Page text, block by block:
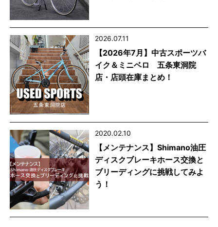
2026.07.11
【2026年7月】中古スポーツバ
イク＆ミニベロ 五条東洞院
店・店頭在庫まとめ！
2020.02.10
【メンテナンス】Shimano油圧
ディスクブレーキホース交換と
ブリーディングに挑戦してみよ
う！